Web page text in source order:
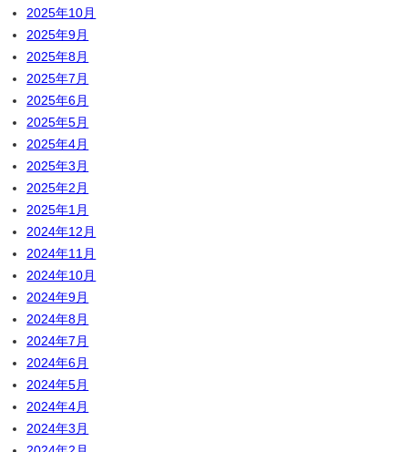
2025年10月
2025年9月
2025年8月
2025年7月
2025年6月
2025年5月
2025年4月
2025年3月
2025年2月
2025年1月
2024年12月
2024年11月
2024年10月
2024年9月
2024年8月
2024年7月
2024年6月
2024年5月
2024年4月
2024年3月